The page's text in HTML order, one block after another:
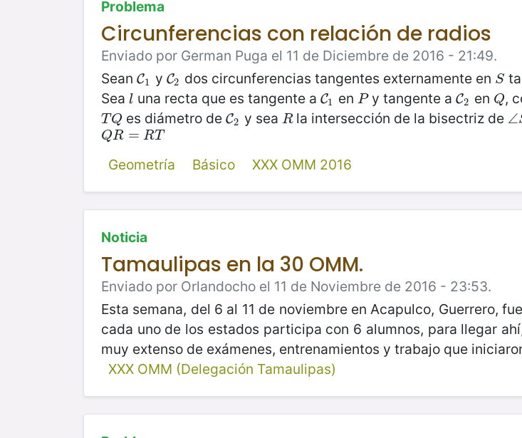
Problema
Circunferencias con relación de radios
Enviado por German Puga el 11 de Diciembre de 2016 - 21:49.
Sean C1
C1 y C2
C2 dos circunferencias tangentes externamente en S
S
Sea l
l una recta que es tangente a C1
C1 enP
Py tangente aC2
C2 en Q
Q,
T Q
TQ es diámetro de C2
C2 y sea R
Rla intersección de la bisectriz de ∠
∠
Q R = RT
QR=RT
Geometría
Básico XXX OMM 2016
Noticia
Tamaulipas en la 30 OMM.
Enviado por Orlandocho el 11 de Noviembre de 2016 - 23:53.
Esta semana, del 6 al 11 de noviembre en Acapulco, Guerrero,
cada uno de los estados participa con 6 alumnos, para llegar
muy extenso de exámenes, entrenamientos y trabajo que
XXX OMM (Delegación Tamaulipas)